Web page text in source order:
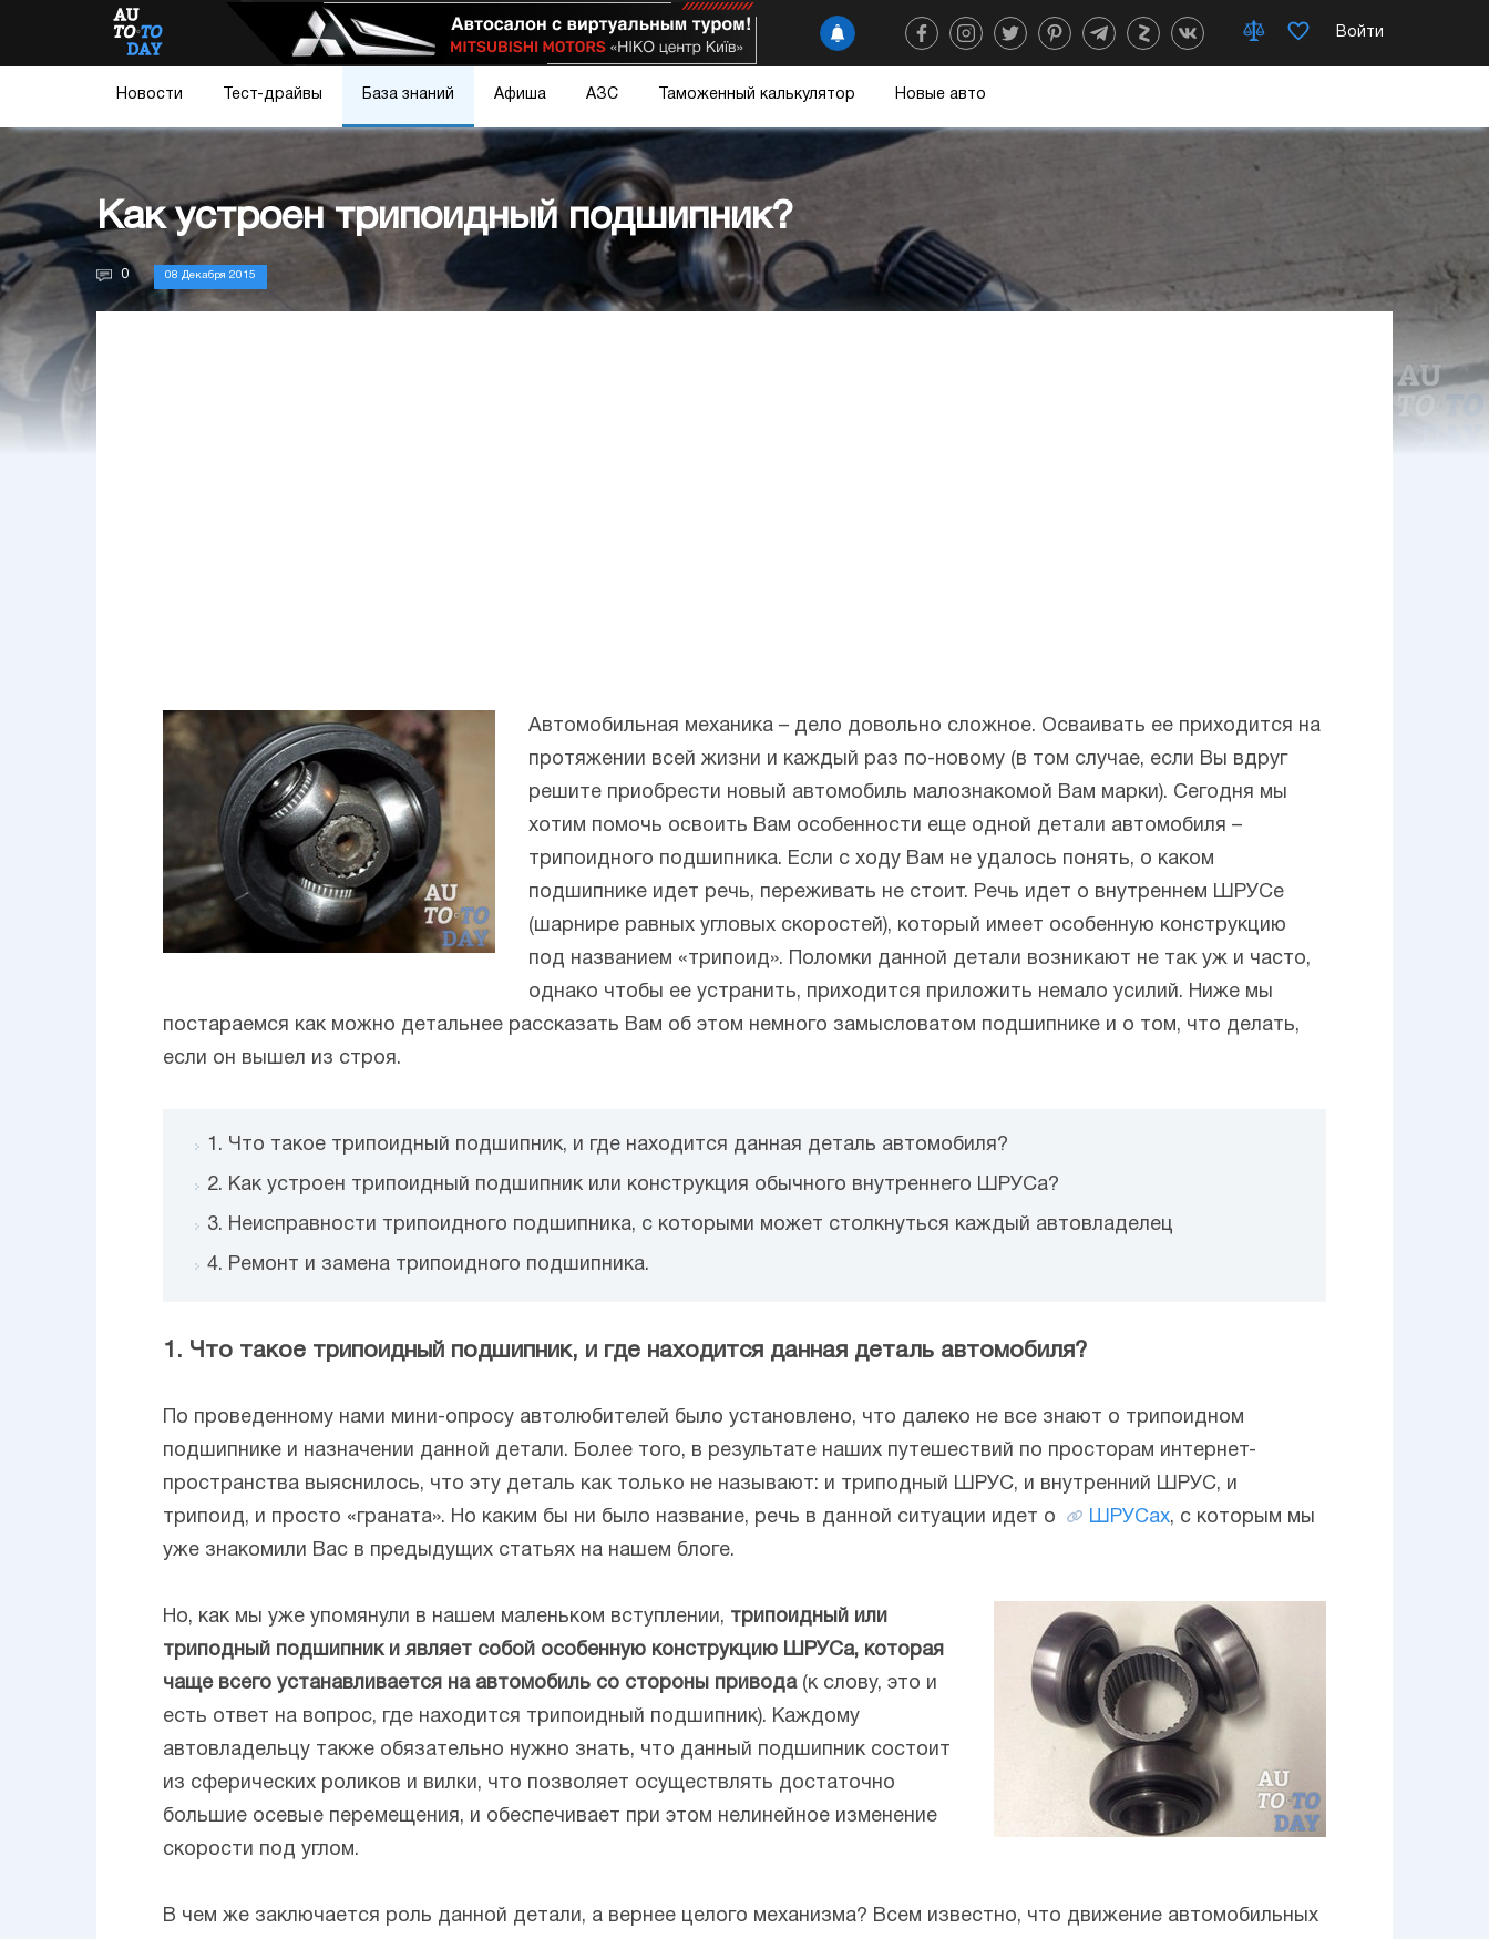
Войти
Новости Тест-драйвы База знаний Афиша АЗС Таможенный калькулятор Новые авто
Как устроен трипоидный подшипник?
0 08 Декабря 2015
Автомобильная механика – дело довольно сложное. Осваивать ее приходится на
протяжении всей жизни и каждый раз по-новому (в том случае, если Вы вдруг
решите приобрести новый автомобиль малознакомой Вам марки). Сегодня мы
хотим помочь освоить Вам особенности еще одной детали автомобиля –
трипоидного подшипника. Если с ходу Вам не удалось понять, о каком
подшипнике идет речь, переживать не стоит. Речь идет о внутреннем ШРУСе
(шарнире равных угловых скоростей), который имеет особенную конструкцию
под названием «трипоид». Поломки данной детали возникают не так уж и часто,
однако чтобы ее устранить, приходится приложить немало усилий. Ниже мы
постараемся как можно детальнее рассказать Вам об этом немного замысловатом подшипнике и о том, что делать,
если он вышел из строя.
1. Что такое трипоидный подшипник, и где находится данная деталь автомобиля?
2. Как устроен трипоидный подшипник или конструкция обычного внутреннего ШРУСа?
3. Неисправности трипоидного подшипника, с которыми может столкнуться каждый автовладелец
4. Ремонт и замена трипоидного подшипника.
1. Что такое трипоидный подшипник, и где находится данная деталь автомобиля?
По проведенному нами мини-опросу автолюбителей было установлено, что далеко не все знают о трипоидном
подшипнике и назначении данной детали. Более того, в результате наших путешествий по просторам интернет-
пространства выяснилось, что эту деталь как только не называют: и триподный ШРУС, и внутренний ШРУС, и
трипоид, и просто «граната». Но каким бы ни было название, речь в данной ситуации идет о
ШРУСах, с которым мы
уже знакомили Вас в предыдущих статьях на нашем блоге.
Но, как мы уже упомянули в нашем маленьком вступлении, трипоидный или
триподный подшипник и являет собой особенную конструкцию ШРУСа, которая
чаще всего устанавливается на автомобиль со стороны привода (к слову, это и
есть ответ на вопрос, где находится трипоидный подшипник). Каждому
автовладельцу также обязательно нужно знать, что данный подшипник состоит
из сферических роликов и вилки, что позволяет осуществлять достаточно
большие осевые перемещения, и обеспечивает при этом нелинейное изменение
скорости под углом.
В чем же заключается роль данной детали, а вернее целого механизма? Всем известно, что движение автомобильных